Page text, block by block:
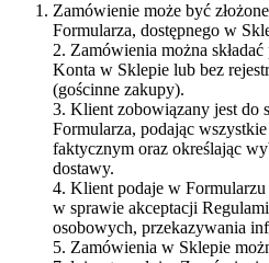
Zamówienie może być
Formularza, dostępnego w
2. Zamówienia można
Konta w Sklepie lub bez
(gościnne zakupy).
3. Klient zobowiązany jest do
Formularza, podając
faktycznym oraz określając
dostawy.
4. Klient podaje w Formularzu
w sprawie akceptacji
osobowych, przekazywania
5. Zamówienia w Sklepie